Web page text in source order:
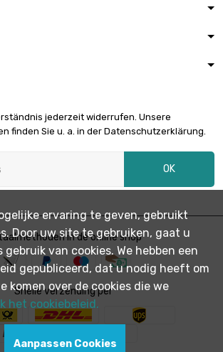
22mm
€ 220,83
Meter
25mm
€ 285,08 
28mm
€ 357,68
jederzeit widerrufen. Unsere
finden Sie u. a. in der Datenschutzerklärung.
OK
in de online shop
Snelle verzending per
ervaring te geven, gebruikt
Door uw site te gebruiken, gaat u
gebruik van cookies. We hebben een
gepubliceerd, dat u nodig heeft om
komen over de cookies die we
het cookiebeleid.
Aanpassen Cookies